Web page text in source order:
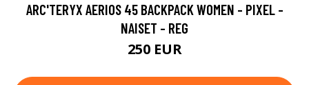
ARC'TERYX AERIOS 45 BACKPACK WOMEN - PIXEL -
NAISET - REG
250 EUR